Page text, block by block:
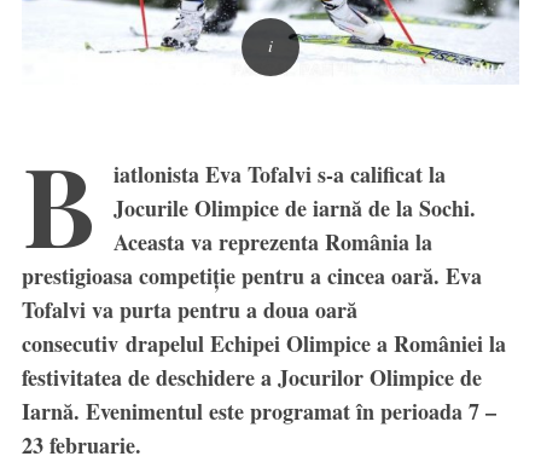
B
iatlonista Eva Tofalvi s-a calificat la
Jocurile Olimpice de iarnă de la Sochi.
Aceasta va reprezenta România la
prestigioasa competiție pentru a cincea oară. Eva
Tofalvi va purta pentru a doua oară
consecutiv drapelul Echipei Olimpice a României la
festivitatea de deschidere a Jocurilor Olimpice de
Iarnă. Evenimentul este programat în perioada 7 –
23 februarie.